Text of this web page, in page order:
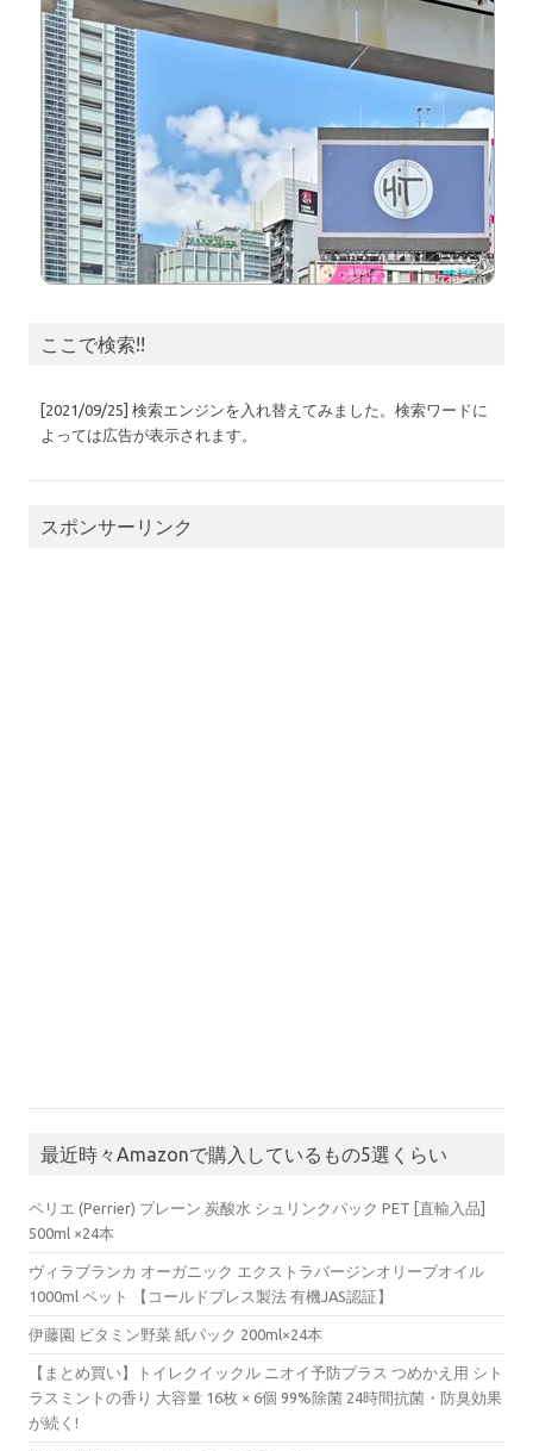
ここで検索!!
[2021/09/25] 検索エンジンを入れ替えてみました。検索ワードに
よっては広告が表示されます。
スポンサーリンク
最近時々Amazonで購入しているもの5選くらい
ペリエ (Perrier) プレーン 炭酸水 シュリンクパック PET [直輸入品]
500ml ×24本
ヴィラブランカ オーガニック エクストラバージンオリーブオイル
1000ml ペット 【コールドプレス製法 有機JAS認証】
伊藤園 ビタミン野菜 紙パック 200ml×24本
【まとめ買い】トイレクイックル ニオイ予防プラス つめかえ用 シト
ラスミントの香り 大容量 16枚 × 6個 99%除菌 24時間抗菌・防臭効果
が続く!